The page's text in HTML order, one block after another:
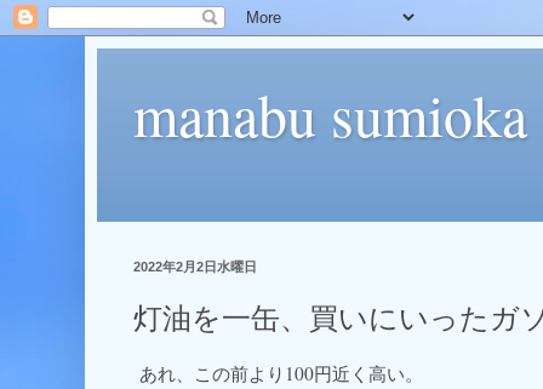
manabu sumioka
2022年2月2日水曜日
灯油を一缶、買いにいったガ
あれ、この前より100円近く高い。